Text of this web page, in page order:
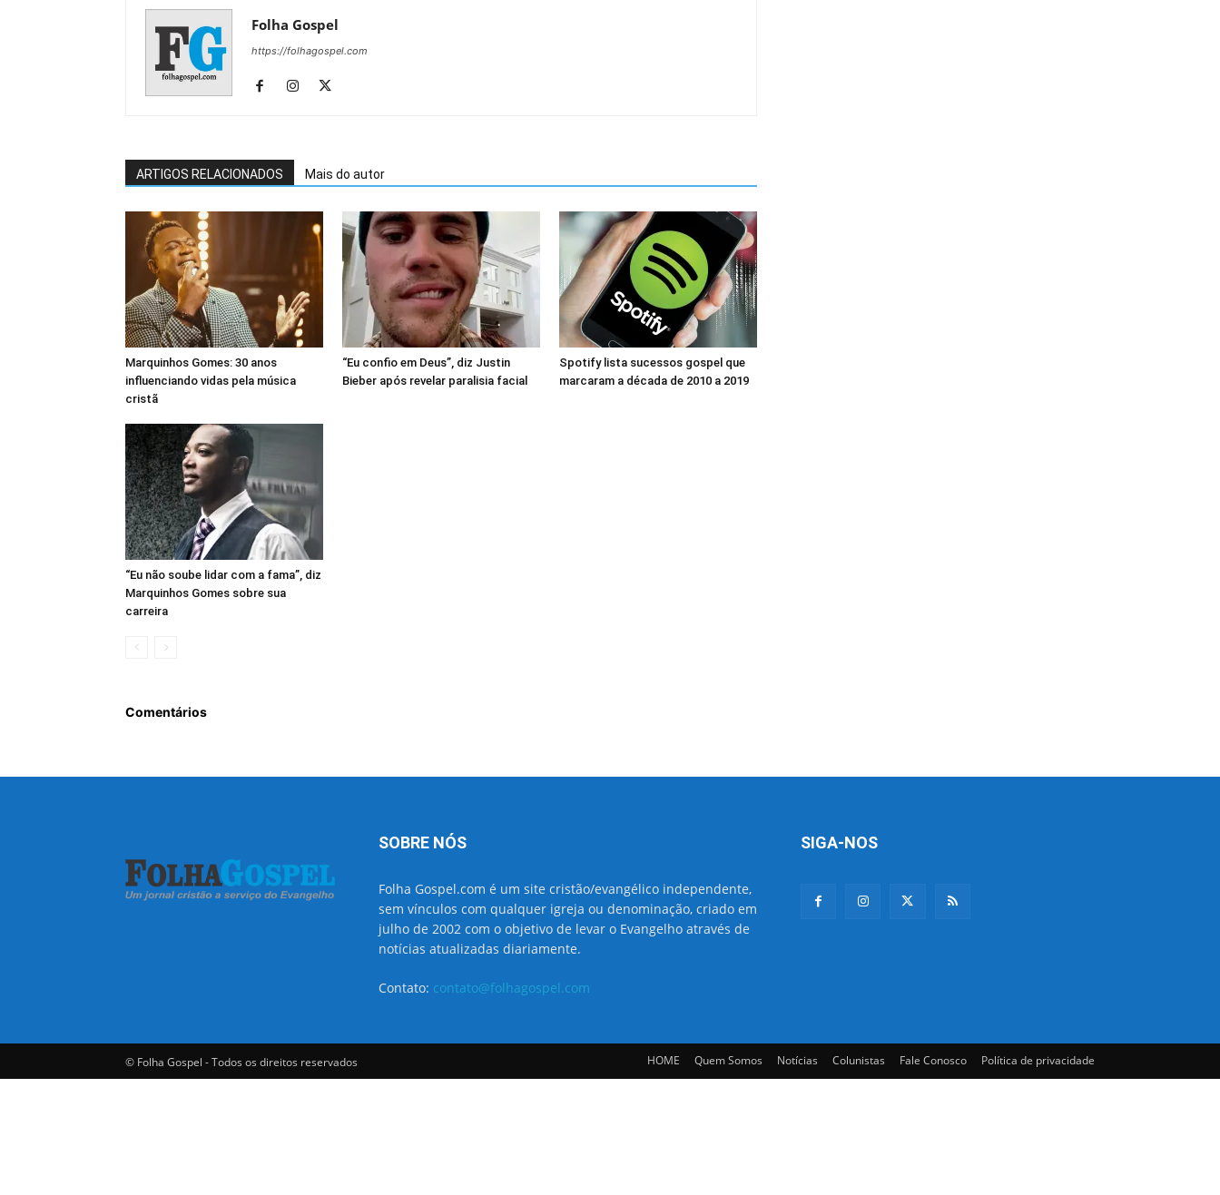
Folha Gospel
https://folhagospel.com
ARTIGOS RELACIONADOS Mais do autor
Marquinhos Gomes: 30 anos
influenciando vidas pela música
cristã
“Eu confio em Deus”, diz Justin
Bieber após revelar paralisia facial
Spotify lista sucessos gospel que
marcaram a década de 2010 a 2019
“Eu não soube lidar com a fama”, diz
Marquinhos Gomes sobre sua
carreira
Comentários
SOBRE NÓS
Folha Gospel.com é um site cristão/evangélico independente,
sem vínculos com qualquer igreja ou denominação, criado em
julho de 2002 com o objetivo de levar o Evangelho através de
notícias atualizadas diariamente.
Contato: contato@folhagospel.com
SIGA-NOS
© Folha Gospel - Todos os direitos reservados HOME Quem Somos Notícias Colunistas Fale Conosco Política de privacidade